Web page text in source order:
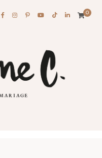
0